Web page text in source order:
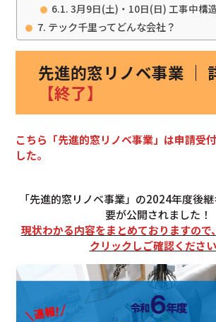
3月9日(土)・10日(日) 工事中構
テック千里ってどんな会社？
先進的窓リノベ事業 ｜
【終了】
こちら「先進的窓リノベ事業」は申請受
した。
「先進的窓リノベ事業」の2024年度後
要が公開されました！
現状わかる内容をまとめておりますので
クリックしご確認ください